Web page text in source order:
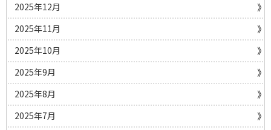
2025年12月
2025年11月
2025年10月
2025年9月
2025年8月
2025年7月